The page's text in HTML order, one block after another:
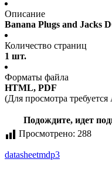
Описание
Banana Plugs and Jacks
Количество страниц
1 шт.
Форматы файла
HTML, PDF
(Для просмотра
Подождите, идет
Просмотрено: 288
datasheetmdp3